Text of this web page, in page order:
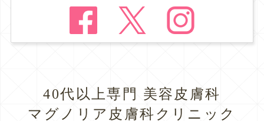
40代以上専門 美容皮膚科
マグノリア皮膚科クリニック